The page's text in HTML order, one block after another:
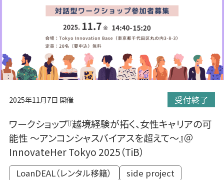
2025年11月7日 開催 受付終了
ワークショップ『越境経験が拓く、女性キャリアの可
能性 〜アンコンシャスバイアスを超えて〜』＠
InnovateHer Tokyo 2025（TiB）
LoanDEAL（レンタル移籍） side project